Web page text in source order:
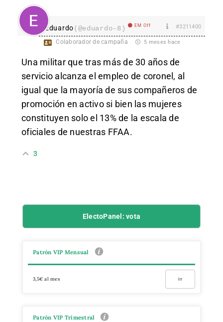
Eduardo(@eduardo-8) EM Off #3211400
Colaborador de campaña 5 meses hace
Una militar que tras más de 30 años de
servicio alcanza el empleo de coronel, al
igual que la mayoría de sus compañeros de
promoción en activo si bien las mujeres
constituyen solo el 13% de la escala de
oficiales de nuestras FFAA.
3
ElectoPanel: vota
Patrón VIP Mensual
3,5€ al mes Ir
Patrón VIP Trimestral